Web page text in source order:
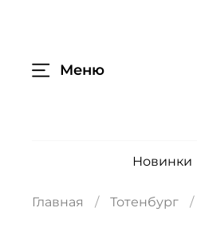
Меню
Новинки
Главная Тотенбург